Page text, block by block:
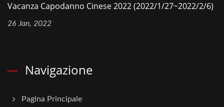
Vacanza Capodanno Cinese 2022 (2022/1/27~2022/2/6)
26 Jan, 2022
Navigazione
Pagina Principale